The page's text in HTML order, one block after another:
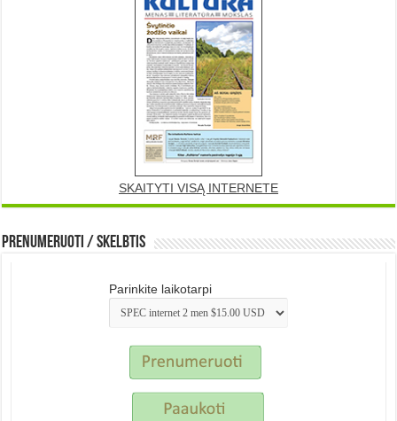
SKAITYTI VISĄ INTERNETE
Prenumeruoti / Skelbtis
Parinkite laikotarpi